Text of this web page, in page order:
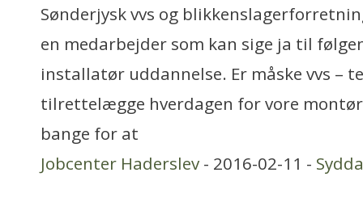
Sønderjysk vvs og
en medarbejder som kan sige ja til
installatør uddannelse. Er måske vvs –
tilrettelægge hverdagen for vore
bange for at
Jobcenter Haderslev - 2016-02-11 -